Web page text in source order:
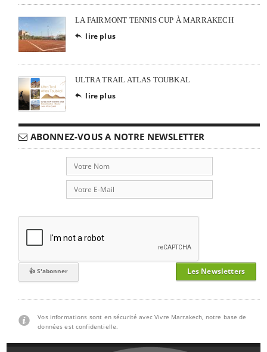
LA FAIRMONT TENNIS CUP À MARRAKECH
 lire plus
ULTRA TRAIL ATLAS TOUBKAL
 lire plus
ABONNEZ-VOUS A NOTRE NEWSLETTER
Les Newsletters
Vos informations sont en sécurité avec Vivre Marrakech, notre base de
données est confidentielle.